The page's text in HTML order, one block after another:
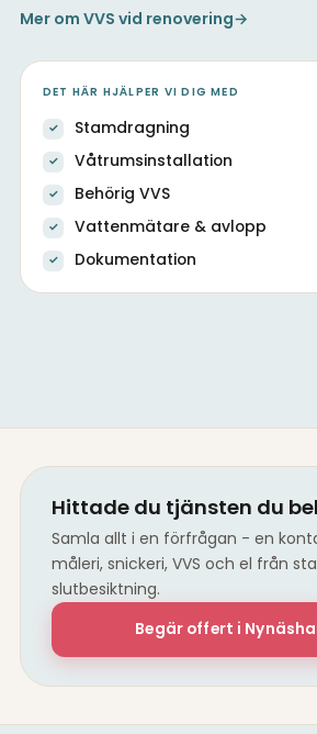
Mer om VVS vid renovering→
DET HÄR HJÄLPER VI DIG MED
Stamdragning
Våtrumsinstallation
Behörig VVS
Vattenmätare & avlopp
Dokumentation
Renoverad tvättstuga med ny VVS
Hittade du tjänsten du
Samla allt i en förfrågan - en
måleri, snickeri, VVS och el från
slutbesiktning.
Begär offert i